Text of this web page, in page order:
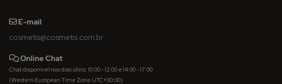
E-mail
cosmetis@cosmetis.com.br
Online Chat
Chat disponível nos dias úteis: 10:00 - 12:00 e 14:00 - 17:00
(Western European Time Zone UTC+00:00)